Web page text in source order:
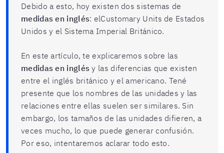
Debido a esto, hoy existen dos sistemas de
medidas en inglés: elCustomary Units de Estados
Unidos y el Sistema Imperial Británico.
En este artículo, te explicaremos sobre las
medidas en inglés y las diferencias que existen
entre el inglés británico y el americano. Tené
presente que los nombres de las unidades y las
relaciones entre ellas suelen ser similares. Sin
embargo, los tamaños de las unidades difieren, a
veces mucho, lo que puede generar confusión.
Por eso, intentaremos aclarar todo esto.